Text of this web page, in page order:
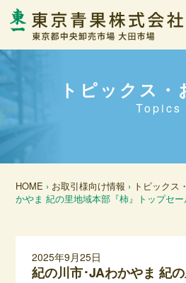
トピックス・
Topics
HOME › お取引様向け情報 › トピックス
かやま 紀の里地域本部『柿』トップセー
2025年9月25日
紀の川市･JAわかやま 紀